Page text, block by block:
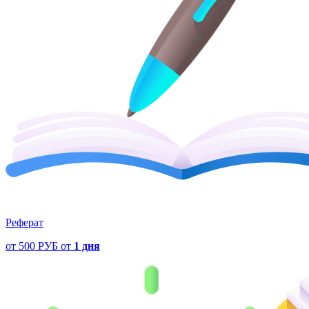
Реферат
от 500 РУБ от 1 дня